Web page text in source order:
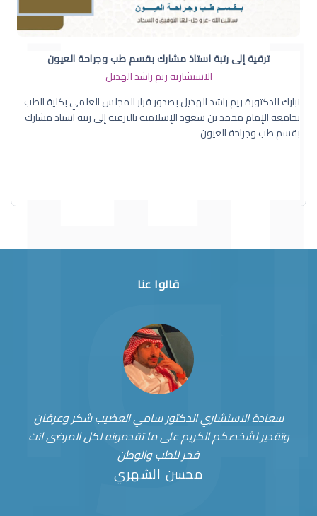
ترقية إلى رتبة استاذ مشارك بقسم طب وجراحة العيون
الاستشارية ريم راشد الهذيل
نبارك للدكتورة ريم راشد الهذيل بصدور قرار المجلس العلمي بكلية الطب
بجامعة الإمام محمد بن سعود الإسلامية بالترقية إلى رتبة استاذ مشارك
بقسم طب وجراحة العيون
قالوا عنا
سعادة الاستشاري الدكتور سامي العضيب شكر وعرفان
وتقدير لشخصكم الكريم على ما تقدمونه لكل المرضى انت
فخر للطب والوطن
محسن الشهري